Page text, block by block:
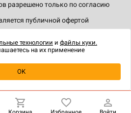
разрешено только по согласию
публичной офертой
технологии и файлы куки.
на их применение
OK